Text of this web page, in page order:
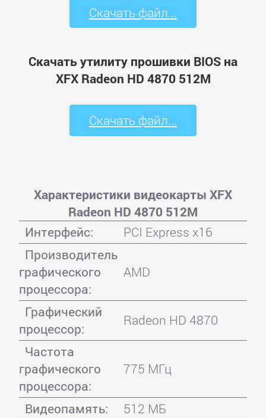
Скачать файл...
Скачать утилиту прошивки BIOS на
XFX Radeon HD 4870 512M
Скачать файл...
Характеристики видеокарты XFX
Radeon HD 4870 512M
Интерфейс:
PCI Express x16
Производитель
графического
процессора:
AMD
Графический
процессор:
Radeon HD 4870
Частота
графического
процессора:
775 МГц
Видеопамять:
512 МБ